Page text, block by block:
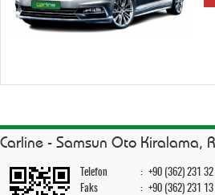
Carline - Samsun Oto Kiralama,
Telefon : +90 (362) 231
Faks
: +90 (362) 231